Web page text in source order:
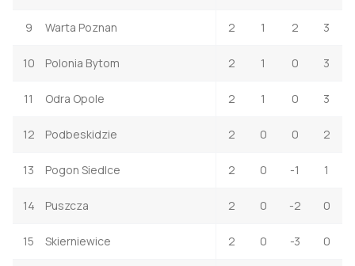
9 Warta Poznan 2 1 2 3
10 Polonia Bytom 2 1 0 3
11 Odra Opole 2 1 0 3
12 Podbeskidzie 2 0 0 2
13 Pogon Siedlce 2 0 -1 1
14 Puszcza 2 0 -2 0
15 Skierniewice 2 0 -3 0